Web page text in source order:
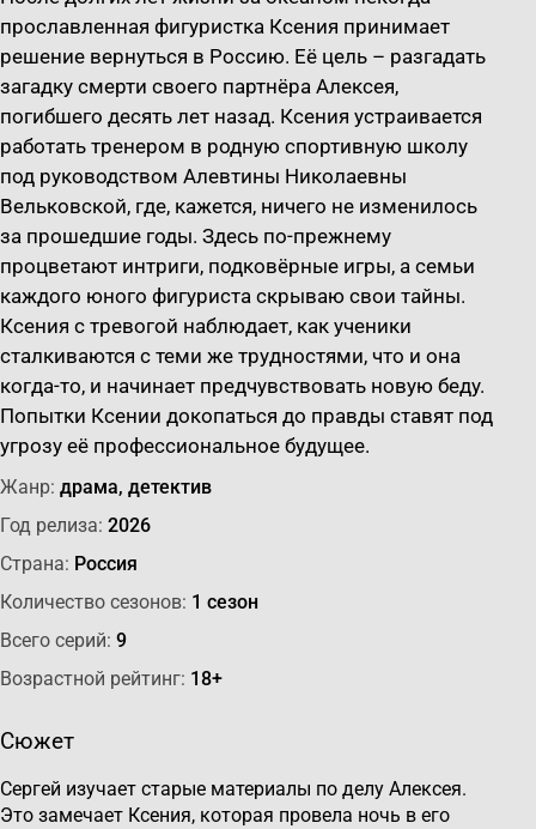
прославленная фигуристка Ксения принимает
решение вернуться в Россию. Её цель – разгадать
загадку смерти своего партнёра Алексея,
погибшего десять лет назад. Ксения устраивается
работать тренером в родную спортивную школу
под руководством Алевтины Николаевны
Вельковской, где, кажется, ничего не изменилось
за прошедшие годы. Здесь по-прежнему
процветают интриги, подковёрные игры, а семьи
каждого юного фигуриста скрываю свои тайны.
Ксения с тревогой наблюдает, как ученики
сталкиваются с теми же трудностями, что и она
когда-то, и начинает предчувствовать новую беду.
Попытки Ксении докопаться до правды ставят под
угрозу её профессиональное будущее.
Жанр: драма, детектив
Год релиза: 2026
Страна: Россия
Количество сезонов: 1 сезон
Всего серий: 9
Возрастной рейтинг: 18+
Сюжет
Сергей изучает старые материалы по делу Алексея.
Это замечает Ксения, которая провела ночь в его